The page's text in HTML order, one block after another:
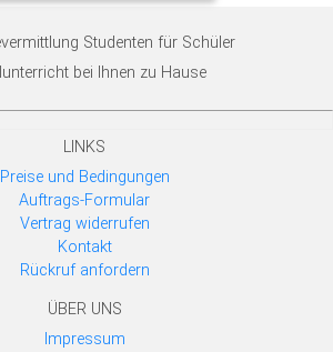
Studenten für Schüler
bei Ihnen zu Hause
LINKS
Preise und Bedingungen
Auftrags-Formular
Vertrag widerrufen
Kontakt
Rückruf anfordern
ÜBER UNS
Impressum